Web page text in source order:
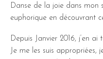
Danse de la joie dans mon
euphorique en découvrant
Depuis Janvier 2016, j’en
Je me les suis